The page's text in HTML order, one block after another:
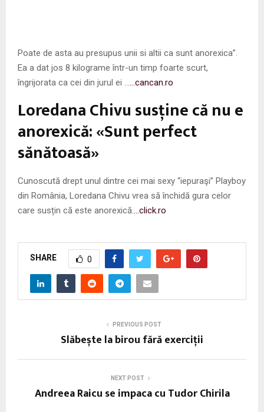
Poate de asta au presupus unii si altii ca sunt anorexica”.
Ea a dat jos 8 kilograme într-un timp foarte scurt,
îngrijorata ca cei din jurul ei …
…cancan.ro
Loredana Chivu susține că nu e
anorexică: «Sunt perfect
sănătoasă»
Cunoscută drept unul dintre cei mai sexy “iepuraşi” Playboy
din România, Loredana Chivu vrea să închidă gura celor
care susțin că este anorexică.
…click.ro
SHARE 0
PREVIOUS POST
Slăbește la birou fără exerciţii
NEXT POST
Andreea Raicu se impaca cu Tudor Chirila